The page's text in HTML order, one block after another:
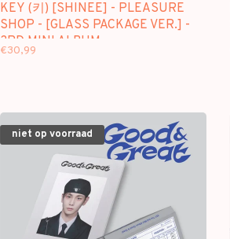
KEY (키) [SHINEE] - PLEASURE
SHOP - [GLASS PACKAGE VER.] -
3RD MINI ALBUM
€30,99
niet op voorraad